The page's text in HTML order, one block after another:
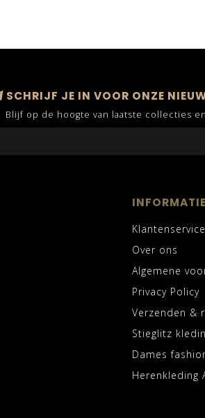
SCHRIJF JE IN VOOR ONZE
Blijf op de hoogte van laatste collecties
INFORMATIE
Klantenservice
Over ons
Algemene
Privacy Policy
Verzenden &
Stieglitz
Dames
Herenkleding